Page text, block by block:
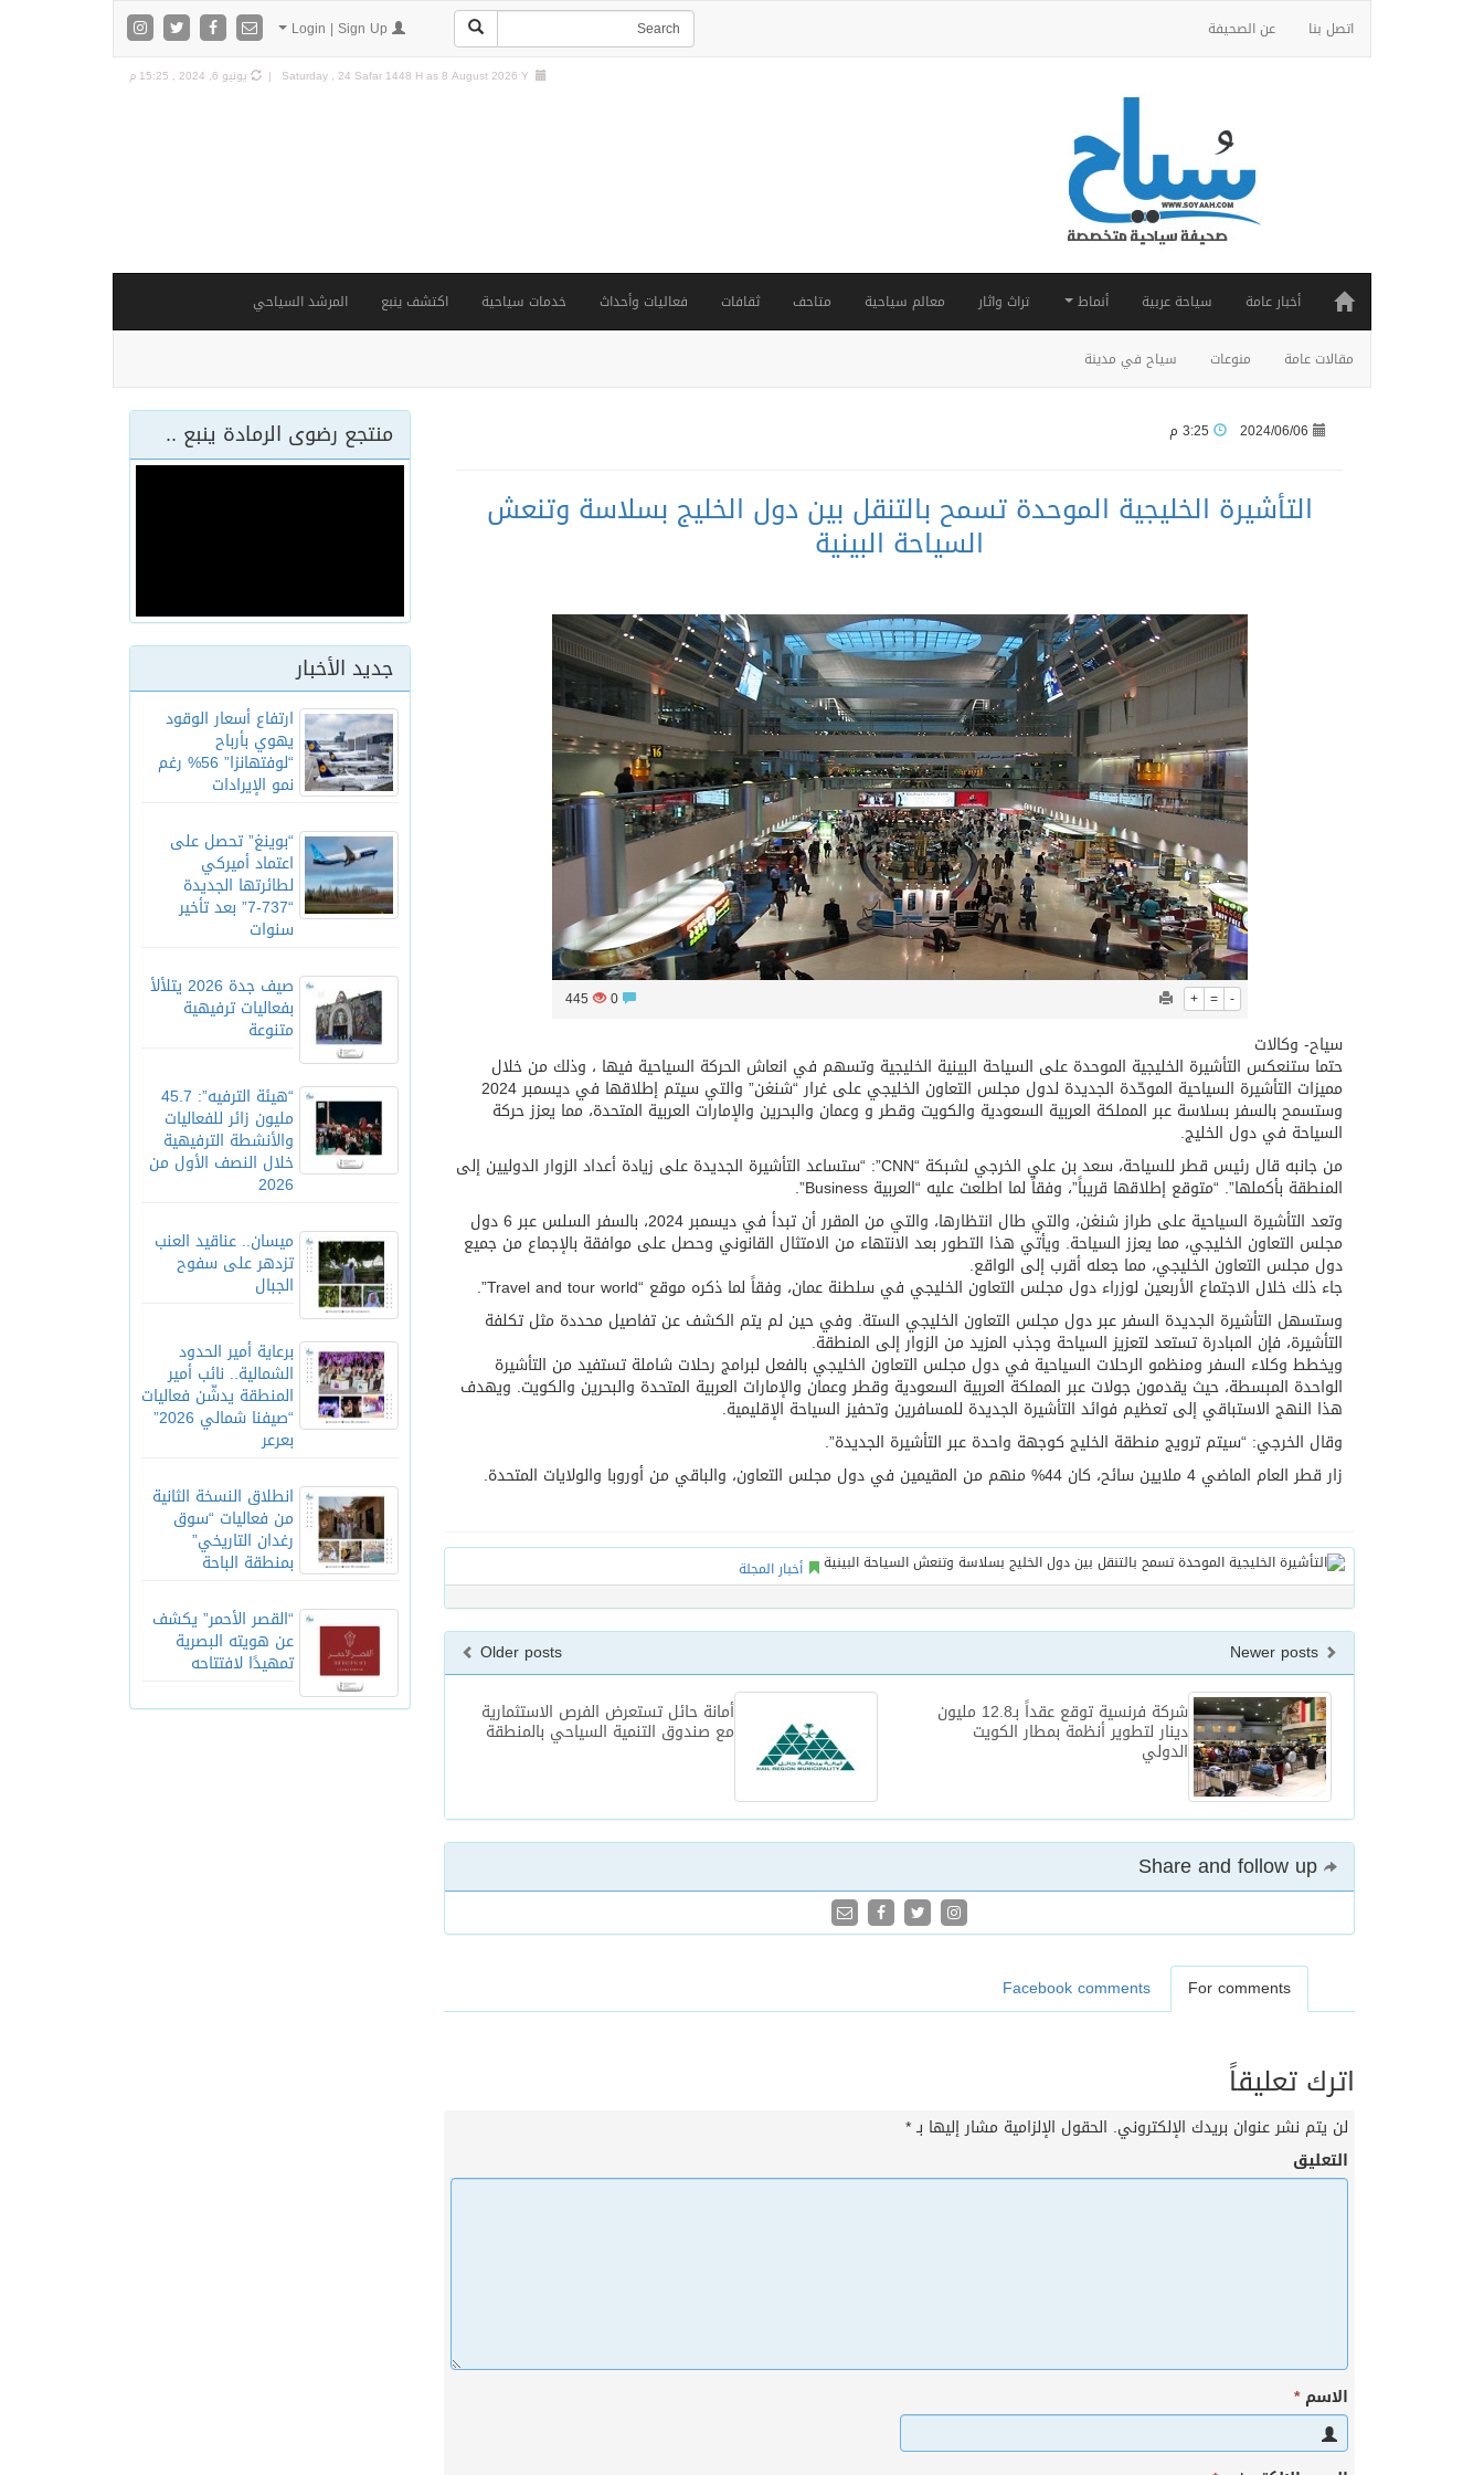
اتصل بنا عن الصحيفة
Saturday , 24 Safar 1448 H as8 August 2026 Y | يونيو 6, 2024 , 15:25 م
أخبار عامة سياحة عربية أنماط تراث واثار معالم سياحية متاحف ثقافات فعاليات وأحداث خدمات سياحية اكتشف ينبع المرشد السياحي
مقالات عامة منوعات سياح في مدينة
منتجع رضوى الرمادة ينبع ..
جديد الأخبار
ارتفاع أسعار الوقود
يهوي بأرباح
“لوفتهانزا” 56% رغم
نمو الإيرادات
“بوينغ” تحصل على
اعتماد أميركي
لطائرتها الجديدة
“737-7” بعد تأخير
سنوات
صيف جدة 2026 يتلألأ
بفعاليات ترفيهية
متنوعة
“هيئة الترفيه”: 45.7
مليون زائر للفعاليات
والأنشطة الترفيهية
خلال النصف الأول من
2026
ميسان.. عناقيد العنب
تزدهر على سفوح
الجبال
برعاية أمير الحدود
الشمالية.. نائب أمير
المنطقة يدشّن فعاليات
“صيفنا شمالي 2026”
بعرعر
انطلاق النسخة الثانية
من فعاليات “سوق
رغدان التاريخي”
بمنطقة الباحة
“القصر الأحمر” يكشف
عن هويته البصرية
تمهيدًا لافتتاحه
2024/06/06
التأشيرة الخليجية الموحدة تسمح بالتنقل بين دول الخليج بسلاسة وتنعش
السياحة البينية
+ = -
0
445
سياح- وكالات
حتما ستنعكس التأشيرة الخليجية الموحدة على السياحة البينية الخليجية وتسهم في انعاش الحركة السياحية فيها ، وذلك من خلال
مميزات التأشيرة السياحية الموحّدة الجديدة لدول مجلس التعاون الخليجي على غرار “شنغن” والتي سيتم إطلاقها في ديسمبر 2024
وستسمح بالسفر بسلاسة عبر المملكة العربية السعودية والكويت وقطر و وعمان والبحرين والإمارات العربية المتحدة، مما يعزز حركة
السياحة في دول الخليج.
من جانبه قال رئيس قطر للسياحة، سعد بن علي الخرجي لشبكة “CNN”: “ستساعد التأشيرة الجديدة على زيادة أعداد الزوار الدوليين إلى
المنطقة بأكملها”. “متوقع إطلاقها قريباً”، وفقاً لما اطلعت عليه “العربية Business”.
وتعد التأشيرة السياحية على طراز شنغن، والتي طال انتظارها، والتي من المقرر أن تبدأ في ديسمبر 2024، بالسفر السلس عبر 6 دول
مجلس التعاون الخليجي، مما يعزز السياحة. ويأتي هذا التطور بعد الانتهاء من الامتثال القانوني وحصل على موافقة بالإجماع من جميع
دول مجلس التعاون الخليجي، مما جعله أقرب إلى الواقع.
جاء ذلك خلال الاجتماع الأربعين لوزراء دول مجلس التعاون الخليجي في سلطنة عمان، وفقاً لما ذكره موقع “Travel and tour world”.
وستسهل التأشيرة الجديدة السفر عبر دول مجلس التعاون الخليجي الستة. وفي حين لم يتم الكشف عن تفاصيل محددة مثل تكلفة
التأشيرة، فإن المبادرة تستعد لتعزيز السياحة وجذب المزيد من الزوار إلى المنطقة.
ويخطط وكلاء السفر ومنظمو الرحلات السياحية في دول مجلس التعاون الخليجي بالفعل لبرامج رحلات شاملة تستفيد من التأشيرة
الواحدة المبسطة، حيث يقدمون جولات عبر المملكة العربية السعودية وقطر وعمان والإمارات العربية المتحدة والبحرين والكويت. ويهدف
هذا النهج الاستباقي إلى تعظيم فوائد التأشيرة الجديدة للمسافرين وتحفيز السياحة الإقليمية.
وقال الخرجي: “سيتم ترويج منطقة الخليج كوجهة واحدة عبر التأشيرة الجديدة”.
زار قطر العام الماضي 4 ملايين سائح، كان 44% منهم من المقيمين في دول مجلس التعاون، والباقي من أوروبا والولايات المتحدة.
أخبار المجلة
Older posts
أمانة حائل تستعرض الفرص الاستثمارية
مع صندوق التنمية السياحي بالمنطقة
شركة فرنسية توقع عقداً بـ12.8 مليون
دينار لتطوير أنظمة بمطار الكويت
الدولي
For comments
Facebook comments
اترك تعليقاً
لن يتم نشر عنوان بريدك الإلكتروني. الحقول الإلزامية مشار إليها بـ*
التعليق
الاسم*